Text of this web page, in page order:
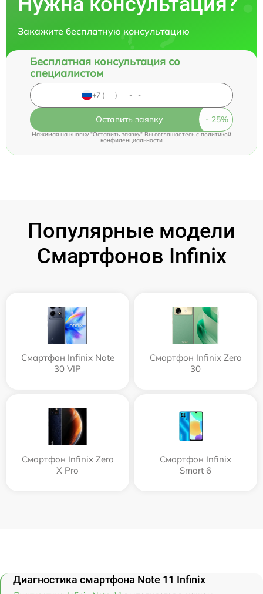
Закажите бесплатную консультацию
Бесплатная консультация со
специалистом
Оставить заявку
Нажимая на кнопку "Оставить заявку" Вы соглашаетесь cполитикой
конфиденциальности
Популярные модели
Смартфонов Infinix
Смартфон Infinix Note
30 VIP
Смартфон Infinix Zero
30
Смартфон Infinix Zero
X Pro
Смартфон Infinix
Smart 6
Диагностика смартфона Note 11 Infinix